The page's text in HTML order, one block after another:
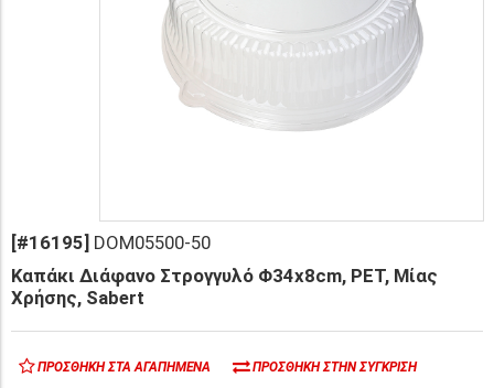
[#16195] DOM05500-50
Καπάκι Διάφανο Στρογγυλό Φ34x8cm, PET, Μίας
Χρήσης, Sabert
ΠΡΟΣΘΉΚΗ ΣΤΑ ΑΓΑΠΗΜΈΝΑ ΠΡΟΣΘΉΚΗ ΣΤΗΝ ΣΎΓΚΡΙΣΗ